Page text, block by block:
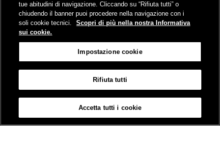
Comunicati stampa
Busitalia – Sita Nord
, Gruppo FS Italiane, è attiva nei servizi di
trasporto locale in Italia ed all'estero, che gestisce direttamente o
attraverso società controllate.
Viale Fratelli Rosselli, 80 - 50123 Firenze
© Gruppo FS Italiane 2019
Protezione dati personali
Partita Iva Busitalia - Sita Nord S.r.l. 06473721006
tue abitudini di navigazione. Cliccando su “Rifiuta tutti” o
chiudendo il banner puoi procedere nella navigazione con i
soli cookie tecnici.
Scopri di più nella nostra Informativa
sui cookie.
Impostazione cookie
Rifiuta tutti
Accetta tutti i cookie